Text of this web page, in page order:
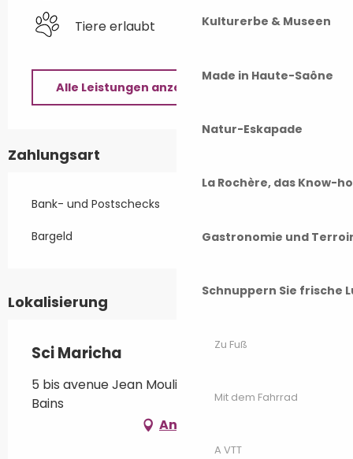
Kulturerbe & Museen
Made in Haute-Saône
Natur-Eskapade
La Rochère, das Know-
Gastronomie und
Schnuppern Sie frische
Zu Fuß
Mit dem Fahrrad
A VTT
Tiere erlaubt
Alle Leistungen anzeigen
Zahlungsart
Bank- und Postschecks
Bargeld
Lokalisierung
Sci Maricha
5 bis avenue Jean Moulin, 70300 Luxeuil-les-
Bains
Anfahrt